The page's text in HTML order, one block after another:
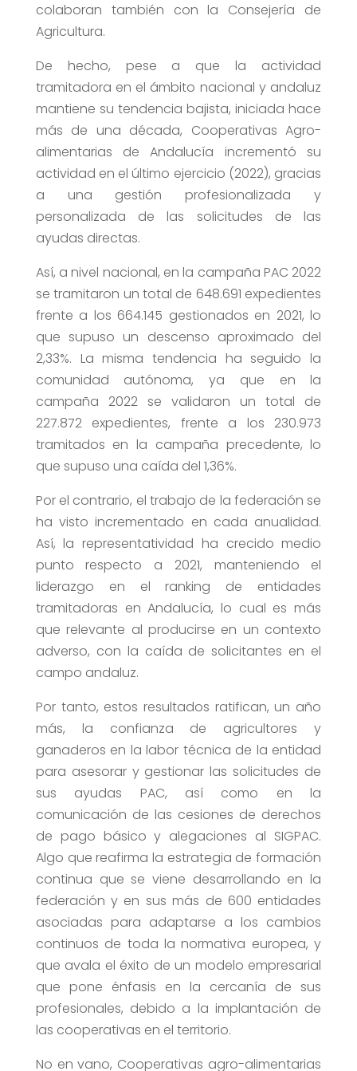
colaboran también con la Consejería de
Agricultura.
De hecho, pese a que la actividad
tramitadora en el ámbito nacional y andaluz
mantiene su tendencia bajista, iniciada hace
más de una década, Cooperativas Agro-
alimentarias de Andalucía incrementó su
actividad en el último ejercicio (2022), gracias
a una gestión profesionalizada y
personalizada de las solicitudes de las
ayudas directas.
Así, a nivel nacional, en la campaña PAC 2022
se tramitaron un total de 648.691 expedientes
frente a los 664.145 gestionados en 2021, lo
que supuso un descenso aproximado del
2,33%. La misma tendencia ha seguido la
comunidad autónoma, ya que en la
campaña 2022 se validaron un total de
227.872 expedientes, frente a los 230.973
tramitados en la campaña precedente, lo
que supuso una caída del 1,36%.
Por el contrario, el trabajo de la federación se
ha visto incrementado en cada anualidad.
Así, la representatividad ha crecido medio
punto respecto a 2021, manteniendo el
liderazgo en el ranking de entidades
tramitadoras en Andalucía, lo cual es más
que relevante al producirse en un contexto
adverso, con la caída de solicitantes en el
campo andaluz.
Por tanto, estos resultados ratifican, un año
más, la confianza de agricultores y
ganaderos en la labor técnica de la entidad
para asesorar y gestionar las solicitudes de
sus ayudas PAC, así como en la
comunicación de las cesiones de derechos
de pago básico y alegaciones al SIGPAC.
Algo que reafirma la estrategia de formación
continua que se viene desarrollando en la
federación y en sus más de 600 entidades
asociadas para adaptarse a los cambios
continuos de toda la normativa europea, y
que avala el éxito de un modelo empresarial
que pone énfasis en la cercanía de sus
profesionales, debido a la implantación de
las cooperativas en el territorio.
No en vano, Cooperativas agro-alimentarias